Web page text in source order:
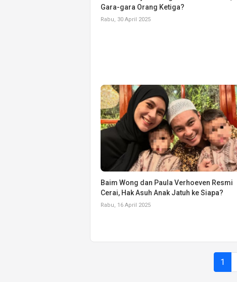
Gara-gara Orang Ketiga?
Rabu, 30 April 2025
Baim Wong dan Paula Verhoeven Resmi
Cerai, Hak Asuh Anak Jatuh ke Siapa?
Rabu, 16 April 2025
1